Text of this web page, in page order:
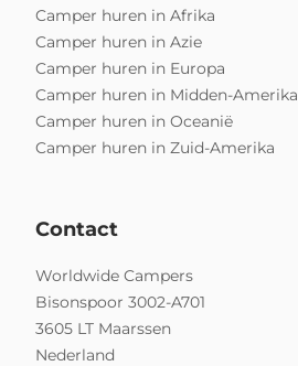
Camper huren in Afrika
Camper huren in Azie
Camper huren in Europa
Camper huren in Midden-
Camper huren in Oceanië
Camper huren in Zuid-Amerika
Contact
Worldwide Campers
Bisonspoor 3002-A701
3605 LT Maarssen
Nederland